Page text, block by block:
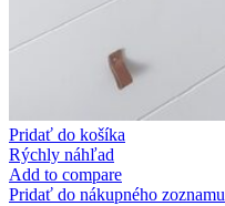
Pridať do košíka
Rýchly náhľad
Add to compare
Pridať do nákupného zoznamu